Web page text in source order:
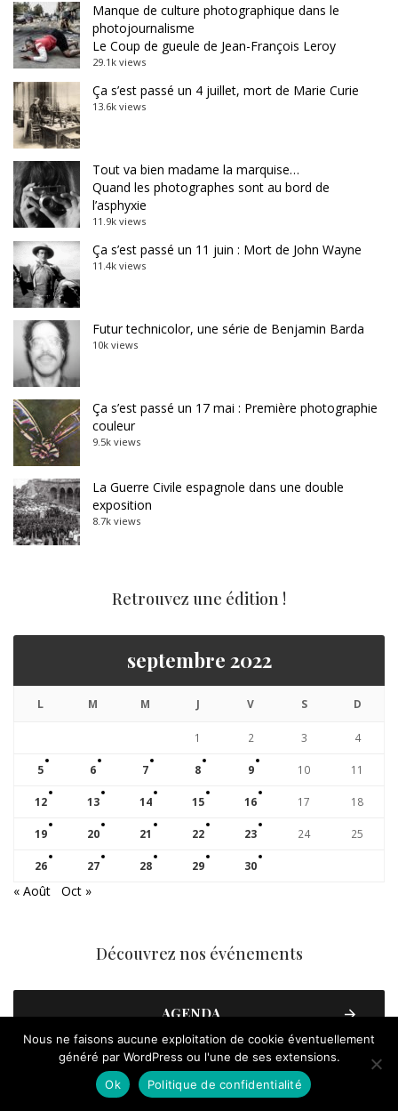
Manque de culture photographique dans le
photojournalisme
Le Coup de gueule de Jean-François Leroy
29.1k views
Ça s’est passé un 4 juillet, mort de Marie Curie
13.6k views
Tout va bien madame la marquise…
Quand les photographes sont au bord de
l’asphyxie
11.9k views
Ça s’est passé un 11 juin : Mort de John Wayne
11.4k views
Futur technicolor, une série de Benjamin Barda
10k views
Ça s’est passé un 17 mai : Première photographie
couleur
9.5k views
La Guerre Civile espagnole dans une double
exposition
8.7k views
Retrouvez une édition !
septembre 2022
L M M J V S D
1 2 3 4
5 6 7 8 9 10 11
12 13 14 15 16 17 18
19 20 21 22 23 24 25
26 27 28 29 30
« Août Oct »
Découvrez nos événements
AGENDA
Suivez nous !
Nous ne faisons aucune exploitation de cookie éventuellement
généré par WordPress ou l'une de ses extensions.
Ok
Politique de confidentialité